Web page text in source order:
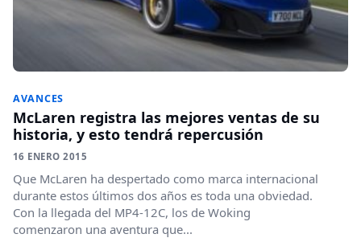
AVANCES
McLaren registra las mejores ventas de su
historia, y esto tendrá repercusión
16 ENERO 2015
Que McLaren ha despertado como marca internacional
durante estos últimos dos años es toda una obviedad.
Con la llegada del MP4-12C, los de Woking
comenzaron una aventura que...